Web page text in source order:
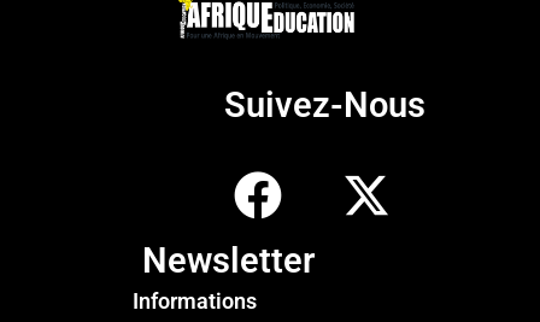
Suivez-Nous
Newsletter
Informations